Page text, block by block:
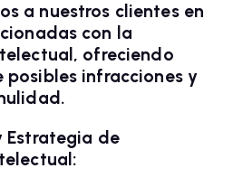
a nuestros clientes en
con la
ofreciendo
posibles infracciones y
Estrategia de